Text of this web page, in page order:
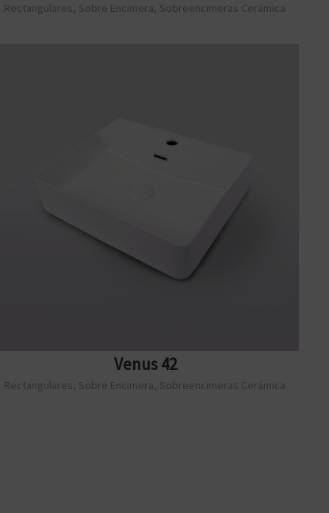
Rectangulares, Sobre Encimera, Sobreencimeras Cerámica
Venus 42
Rectangulares, Sobre Encimera, Sobreencimeras Cerámica